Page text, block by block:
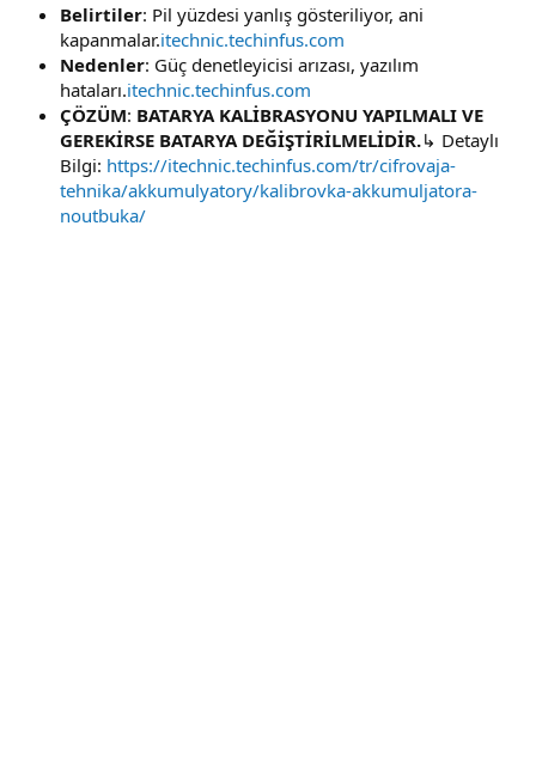
Belirtiler: Pil yüzdesi yanlış gösteriliyor, ani
kapanmalar.itechnic.techinfus.com
Nedenler: Güç denetleyicisi arızası, yazılım
hataları.itechnic.techinfus.com
ÇÖZÜM: BATARYA KALİBRASYONU YAPILMALI VE
GEREKİRSE BATARYA DEĞİŞTİRİLMELİDİR.↳ Detaylı
Bilgi: https://itechnic.techinfus.com/tr/cifrovaja-
tehnika/akkumulyatory/kalibrovka-akkumuljatora-
noutbuka/